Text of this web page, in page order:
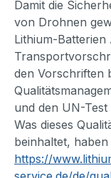
Damit die
von Drohnen
Lithium-
den Vorschriften
und den UN-
Was dieses
beinhaltet,
https://